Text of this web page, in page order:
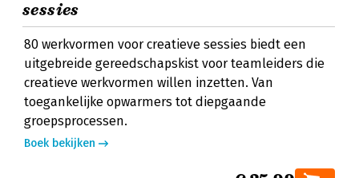
sessies
80 werkvormen voor creatieve sessies biedt een
uitgebreide gereedschapskist voor teamleiders die
creatieve werkvormen willen inzetten. Van
toegankelijke opwarmers tot diepgaande
groepsprocessen.
Boek bekijken